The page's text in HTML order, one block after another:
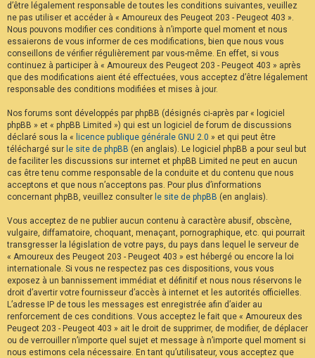
d’être légalement responsable de toutes les conditions suivantes, veuillez
ne pas utiliser et accéder à « Amoureux des Peugeot 203 - Peugeot 403 ».
Nous pouvons modifier ces conditions à n’importe quel moment et nous
essaierons de vous informer de ces modifications, bien que nous vous
conseillons de vérifier régulièrement par vous-même. En effet, si vous
continuez à participer à « Amoureux des Peugeot 203 - Peugeot 403 » après
que des modifications aient été effectuées, vous acceptez d’être légalement
responsable des conditions modifiées et mises à jour.
Nos forums sont développés par phpBB (désignés ci-après par « logiciel
phpBB » et « phpBB Limited ») qui est un logiciel de forum de discussions
déclaré sous la « licence publique générale GNU 2.0 » et qui peut être
téléchargé sur le site de phpBB (en anglais). Le logiciel phpBB a pour seul but
de faciliter les discussions sur internet et phpBB Limited ne peut en aucun
cas être tenu comme responsable de la conduite et du contenu que nous
acceptons et que nous n’acceptons pas. Pour plus d’informations
concernant phpBB, veuillez consulter le site de phpBB (en anglais).
Vous acceptez de ne publier aucun contenu à caractère abusif, obscène,
vulgaire, diffamatoire, choquant, menaçant, pornographique, etc. qui pourrait
transgresser la législation de votre pays, du pays dans lequel le serveur de
« Amoureux des Peugeot 203 - Peugeot 403 » est hébergé ou encore la loi
internationale. Si vous ne respectez pas ces dispositions, vous vous
exposez à un bannissement immédiat et définitif et nous nous réservons le
droit d’avertir votre fournisseur d’accès à internet et les autorités officielles.
L’adresse IP de tous les messages est enregistrée afin d’aider au
renforcement de ces conditions. Vous acceptez le fait que « Amoureux des
Peugeot 203 - Peugeot 403 » ait le droit de supprimer, de modifier, de déplacer
ou de verrouiller n’importe quel sujet et message à n’importe quel moment si
nous estimons cela nécessaire. En tant qu’utilisateur, vous acceptez que